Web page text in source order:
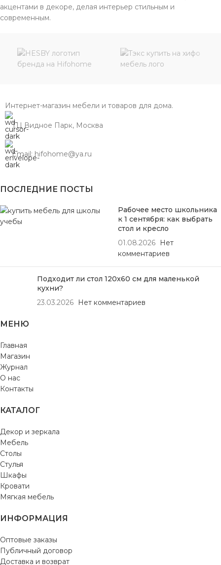
акцентами в декоре, делая интерьер стильным и
современным.
Интернет-магазин мебели и товаров для дома.
ТЦ Видное Парк, Москва
Email: hifohome@ya.ru
ПОСЛЕДНИЕ ПОСТЫ
Рабочее место школьника
к 1 сентября: как выбрать
стол и кресло
01.08.2026
Нет
комментариев
Подходит ли стол 120х60 см для маленькой
кухни?
23.03.2026
Нет комментариев
МЕНЮ
Главная
Магазин
Журнал
О нас
Контакты
КАТАЛОГ
Декор и зеркала
Мебель
Столы
Стулья
Шкафы
Кровати
Мягкая мебель
ИНФОРМАЦИЯ
Оптовые заказы
Публичный договор
Доставка и возврат